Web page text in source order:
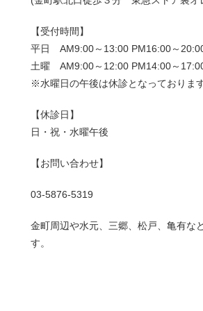
【受付時間】
平日 AM9:00～13:00 PM16:00～
土曜 AM9:00～12:00 PM14:00～
※水曜日の午後は休診となっておりま
【休診日】
日・祝・水曜午後
【お問い合わせ】
03-5876-5319
金町周辺や水元、三郷、松戸、亀有な
す。